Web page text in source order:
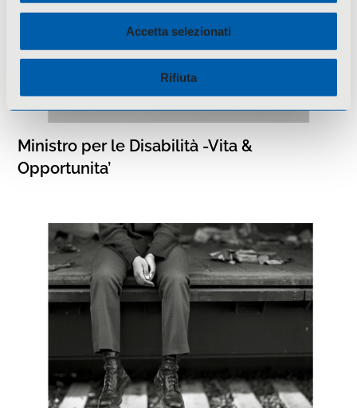
Accetta selezionati
Rifiuta
Ministro per le Disabilità -Vita &
Opportunita’